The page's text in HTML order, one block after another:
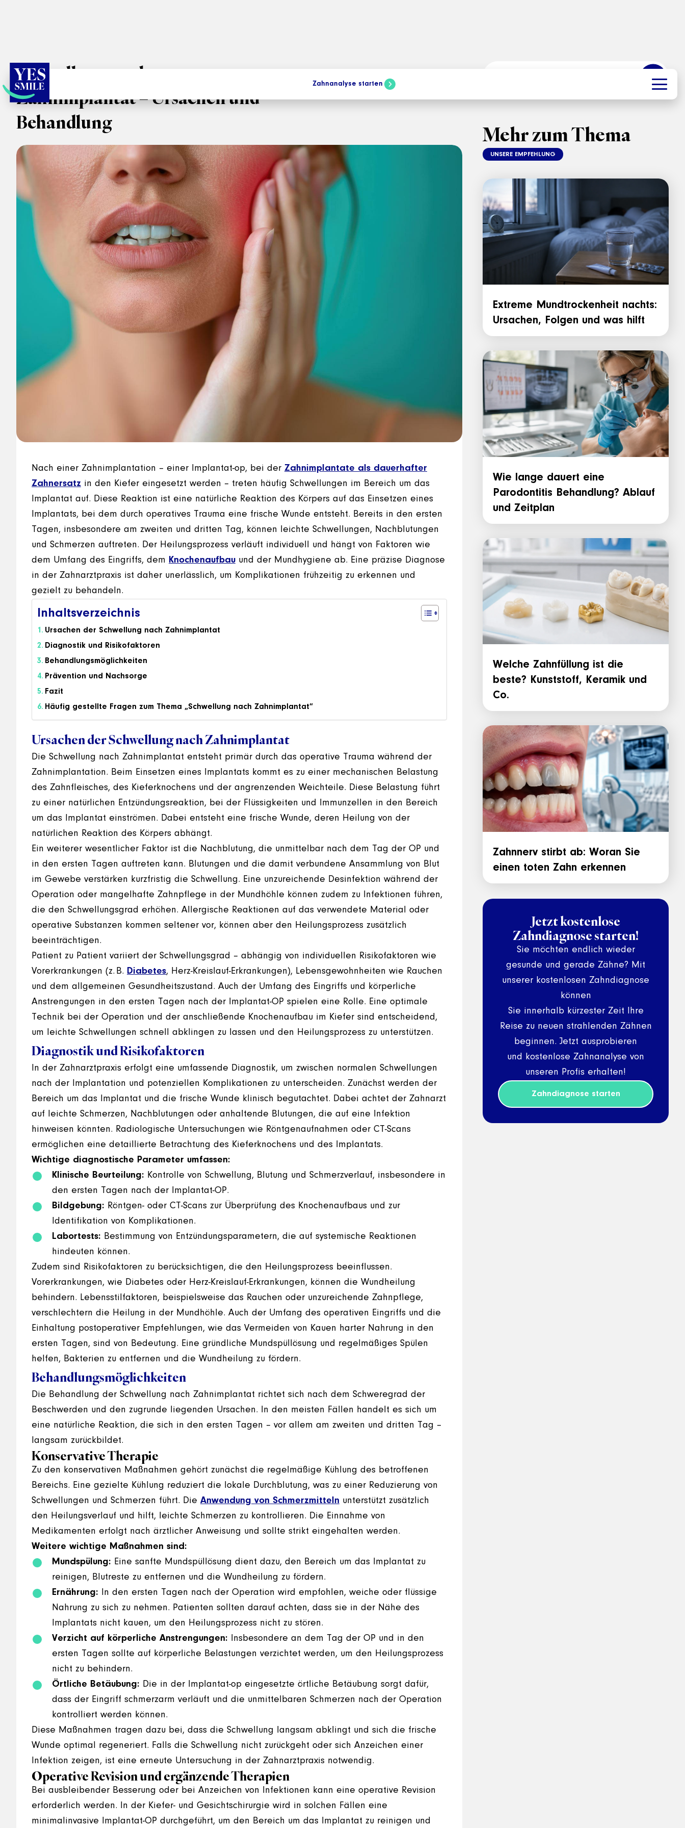
Zahnanalyse starten
Schwellung nach
Zahnimplantat – Ursachen und
Behandlung
Nach einer Zahnimplantation – einer Implantat-op, bei der Zahnimplantate als dauerhafter
Zahnersatz in den Kiefer eingesetzt werden – treten häufig Schwellungen im Bereich um das
Implantat auf. Diese Reaktion ist eine natürliche Reaktion des Körpers auf das Einsetzen eines
Implantats, bei dem durch operatives Trauma eine frische Wunde entsteht. Bereits in den ersten
Tagen, insbesondere am zweiten und dritten Tag, können leichte Schwellungen, Nachblutungen
und Schmerzen auftreten. Der Heilungsprozess verläuft individuell und hängt von Faktoren wie
dem Umfang des Eingriffs, dem Knochenaufbau und der Mundhygiene ab. Eine präzise Diagnose
in der Zahnarztpraxis ist daher unerlässlich, um Komplikationen frühzeitig zu erkennen und
gezielt zu behandeln.
Inhaltsverzeichnis
Ursachen der Schwellung nach Zahnimplantat
Diagnostik und Risikofaktoren
Behandlungsmöglichkeiten
Prävention und Nachsorge
Fazit
Häufig gestellte Fragen zum Thema „Schwellung nach Zahnimplantat“
Ursachen der Schwellung nach Zahnimplantat
Die Schwellung nach Zahnimplantat entsteht primär durch das operative Trauma während der
Zahnimplantation. Beim Einsetzen eines Implantats kommt es zu einer mechanischen Belastung
des Zahnfleisches, des Kieferknochens und der angrenzenden Weichteile. Diese Belastung führt
zu einer natürlichen Entzündungsreaktion, bei der Flüssigkeiten und Immunzellen in den Bereich
um das Implantat einströmen. Dabei entsteht eine frische Wunde, deren Heilung von der
natürlichen Reaktion des Körpers abhängt.
Ein weiterer wesentlicher Faktor ist die Nachblutung, die unmittelbar nach dem Tag der OP und
in den ersten Tagen auftreten kann. Blutungen und die damit verbundene Ansammlung von Blut
im Gewebe verstärken kurzfristig die Schwellung. Eine unzureichende Desinfektion während der
Operation oder mangelhafte Zahnpflege in der Mundhöhle können zudem zu Infektionen führen,
die den Schwellungsgrad erhöhen. Allergische Reaktionen auf das verwendete Material oder
operative Substanzen kommen seltener vor, können aber den Heilungsprozess zusätzlich
beeinträchtigen.
Patient zu Patient variiert der Schwellungsgrad – abhängig von individuellen Risikofaktoren wie
Vorerkrankungen (z. B. Diabetes, Herz-Kreislauf-Erkrankungen), Lebensgewohnheiten wie Rauchen
und dem allgemeinen Gesundheitszustand. Auch der Umfang des Eingriffs und körperliche
Anstrengungen in den ersten Tagen nach der Implantat-OP spielen eine Rolle. Eine optimale
Technik bei der Operation und der anschließende Knochenaufbau im Kiefer sind entscheidend,
um leichte Schwellungen schnell abklingen zu lassen und den Heilungsprozess zu unterstützen.
Diagnostik und Risikofaktoren
In der Zahnarztpraxis erfolgt eine umfassende Diagnostik, um zwischen normalen Schwellungen
nach der Implantation und potenziellen Komplikationen zu unterscheiden. Zunächst werden der
Bereich um das Implantat und die frische Wunde klinisch begutachtet. Dabei achtet der Zahnarzt
auf leichte Schmerzen, Nachblutungen oder anhaltende Blutungen, die auf eine Infektion
hinweisen könnten. Radiologische Untersuchungen wie Röntgenaufnahmen oder CT-Scans
ermöglichen eine detaillierte Betrachtung des Kieferknochens und des Implantats.
Wichtige diagnostische Parameter umfassen:
Klinische Beurteilung: Kontrolle von Schwellung, Blutung und Schmerzverlauf, insbesondere in
den ersten Tagen nach der Implantat-OP.
Bildgebung: Röntgen- oder CT-Scans zur Überprüfung des Knochenaufbaus und zur
Identifikation von Komplikationen.
Labortests: Bestimmung von Entzündungsparametern, die auf systemische Reaktionen
hindeuten können.
Zudem sind Risikofaktoren zu berücksichtigen, die den Heilungsprozess beeinflussen.
Vorerkrankungen, wie Diabetes oder Herz-Kreislauf-Erkrankungen, können die Wundheilung
behindern. Lebensstilfaktoren, beispielsweise das Rauchen oder unzureichende Zahnpflege,
verschlechtern die Heilung in der Mundhöhle. Auch der Umfang des operativen Eingriffs und die
Einhaltung postoperativer Empfehlungen, wie das Vermeiden von Kauen harter Nahrung in den
ersten Tagen, sind von Bedeutung. Eine gründliche Mundspüllösung und regelmäßiges Spülen
helfen, Bakterien zu entfernen und die Wundheilung zu fördern.
Behandlungsmöglichkeiten
Die Behandlung der Schwellung nach Zahnimplantat richtet sich nach dem Schweregrad der
Beschwerden und den zugrunde liegenden Ursachen. In den meisten Fällen handelt es sich um
eine natürliche Reaktion, die sich in den ersten Tagen – vor allem am zweiten und dritten Tag –
langsam zurückbildet.
Konservative Therapie
Zu den konservativen Maßnahmen gehört zunächst die regelmäßige Kühlung des betroffenen
Bereichs. Eine gezielte Kühlung reduziert die lokale Durchblutung, was zu einer Reduzierung von
Schwellungen und Schmerzen führt. Die Anwendung von Schmerzmitteln unterstützt zusätzlich
den Heilungsverlauf und hilft, leichte Schmerzen zu kontrollieren. Die Einnahme von
Medikamenten erfolgt nach ärztlicher Anweisung und sollte strikt eingehalten werden.
Weitere wichtige Maßnahmen sind:
Mundspülung: Eine sanfte Mundspüllösung dient dazu, den Bereich um das Implantat zu
reinigen, Blutreste zu entfernen und die Wundheilung zu fördern.
Ernährung: In den ersten Tagen nach der Operation wird empfohlen, weiche oder flüssige
Nahrung zu sich zu nehmen. Patienten sollten darauf achten, dass sie in der Nähe des
Implantats nicht kauen, um den Heilungsprozess nicht zu stören.
Verzicht auf körperliche Anstrengungen: Insbesondere an dem Tag der OP und in den
ersten Tagen sollte auf körperliche Belastungen verzichtet werden, um den Heilungsprozess
nicht zu behindern.
Örtliche Betäubung: Die in der Implantat-op eingesetzte örtliche Betäubung sorgt dafür,
dass der Eingriff schmerzarm verläuft und die unmittelbaren Schmerzen nach der Operation
kontrolliert werden können.
Diese Maßnahmen tragen dazu bei, dass die Schwellung langsam abklingt und sich die frische
Wunde optimal regeneriert. Falls die Schwellung nicht zurückgeht oder sich Anzeichen einer
Infektion zeigen, ist eine erneute Untersuchung in der Zahnarztpraxis notwendig.
Operative Revision und ergänzende Therapien
Bei ausbleibender Besserung oder bei Anzeichen von Infektionen kann eine operative Revision
erforderlich werden. In der Kiefer- und Gesichtschirurgie wird in solchen Fällen eine
minimalinvasive Implantat-OP durchgeführt, um den Bereich um das Implantat zu reinigen und
➜
Mehr zum Thema
UNSERE EMPFEHLUNG
Extreme Mundtrockenheit nachts:
Ursachen, Folgen und was hilft
Wie lange dauert eine
Parodontitis Behandlung? Ablauf
und Zeitplan
Welche Zahnfüllung ist die
beste? Kunststoff, Keramik und
Co.
Zahnnerv stirbt ab: Woran Sie
einen toten Zahn erkennen
Jetzt kostenlose
Zahndiagnose starten!
Sie möchten endlich wieder
gesunde und gerade Zähne? Mit
unserer kostenlosen Zahndiagnose
können
Sie innerhalb kürzester Zeit Ihre
Reise zu neuen strahlenden Zähnen
beginnen. Jetzt ausprobieren
und kostenlose Zahnanalyse von
unseren Profis erhalten!
Zahndiagnose starten